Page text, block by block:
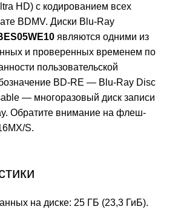
HD) с кодированием всех
BDMV. Диски Blu-Ray
являются одними из
и проверенных временем по
пользовательской
BD-RE — Blu-Ray Disc
— многоразовый диск записи
Обратите внимание на флеш-
S.
на диске: 25 ГБ (23,3 ГиБ).